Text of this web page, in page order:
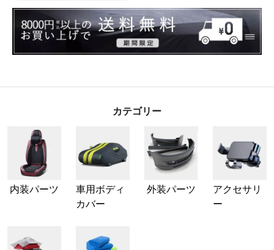
カテゴリー
内装パーツ
車用ボディ
カバー
外装パーツ
アクセサリ
ー